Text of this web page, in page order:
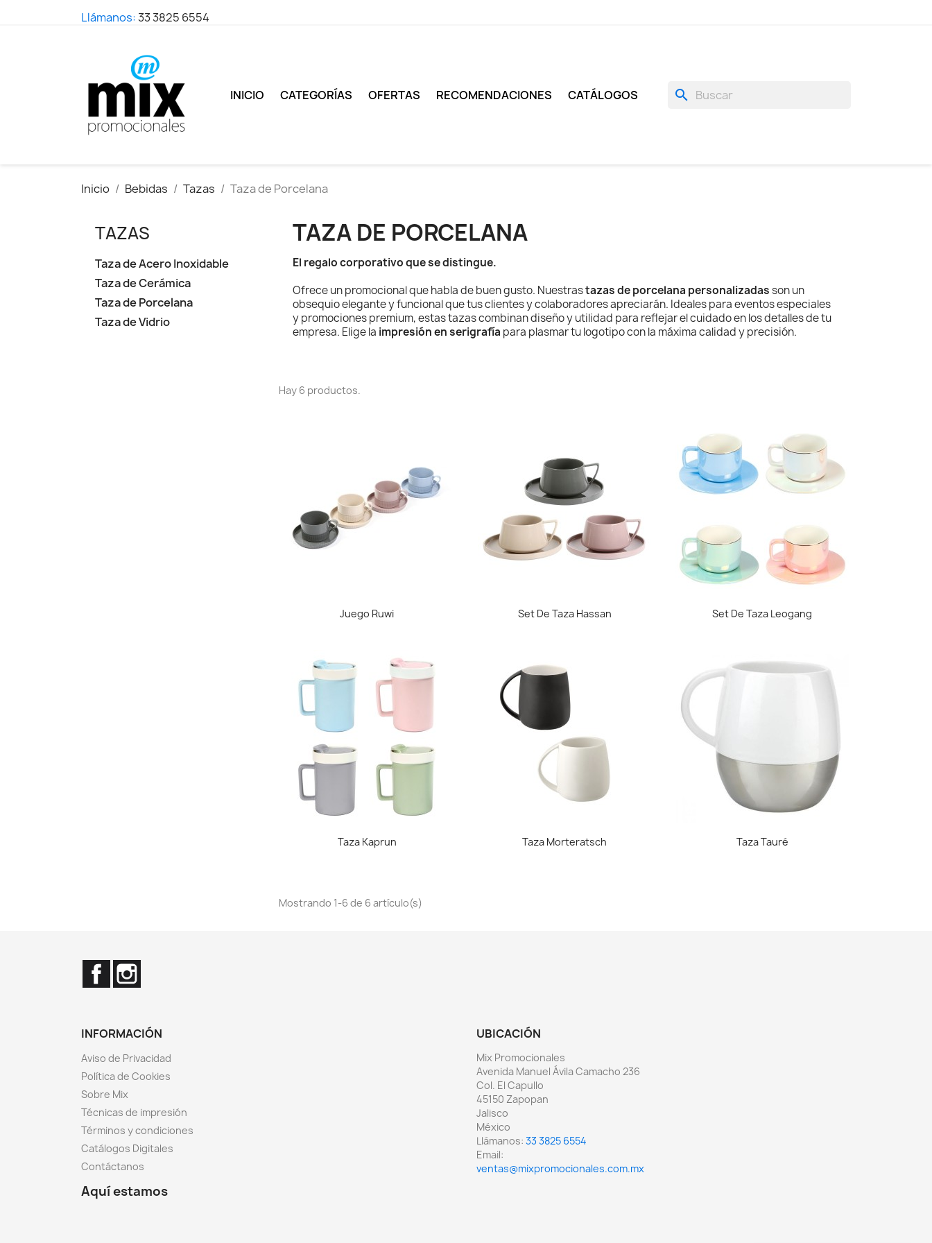
Llámanos:33 3825 6554
INICIO CATEGORÍAS OFERTAS RECOMENDACIONES CATÁLOGOS search
Inicio Bebidas Tazas Taza de Porcelana
TAZAS
Taza de Acero Inoxidable
Taza de Cerámica
Taza de Porcelana
Taza de Vidrio
TAZA DE PORCELANA
El regalo corporativo que se distingue.
Ofrece un promocional que habla de buen gusto. Nuestrastazas de porcelana personalizadasson un
obsequio elegante y funcional que tus clientes y colaboradores apreciarán. Ideales para eventos especiales
y promociones premium, estas tazas combinan diseño y utilidad para reflejar el cuidado en los detalles de tu
empresa. Elige la impresión en serigrafía para plasmar tu logotipo con la máxima calidad y precisión.
Hay 6 productos.
Vista rápida
Juego Ruwi Vista rápida
Set De Taza Hassan Vista rápida
Set De Taza Leogang
Vista rápida
Taza Kaprun Vista rápida
Taza Morteratsch Vista rápida
Taza Tauré
Mostrando 1-6 de 6 artículo(s)
Facebook
INFORMACIÓN
Aviso de Privacidad
Política de Cookies
Sobre Mix
Técnicas de impresión
Términos y condiciones
Catálogos Digitales
Contáctanos
UBICACIÓN
Mix Promocionales
Avenida Manuel Ávila Camacho 236
Col. El Capullo
45150 Zapopan
Jalisco
México
Llámanos: 33 3825 6554
Email:
ventas@mixpromocionales.com.mx
Aquí estamos